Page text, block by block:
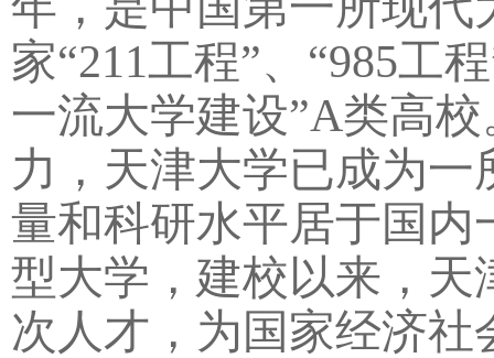
家“211工程”、“985工
一流大学建设”A类高校
力，天津大学已成为
量和科研水平居于国
型大学，建校以来，天
次人才，为国家经济